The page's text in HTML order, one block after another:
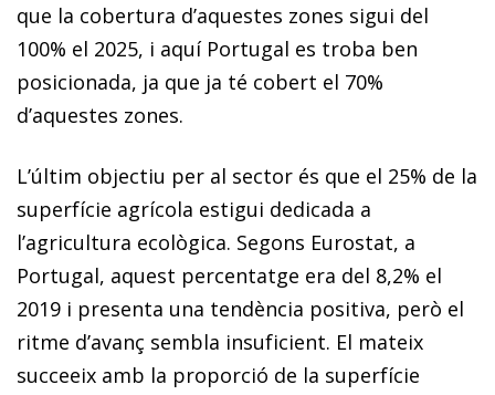
que la cobertura d’aquestes zones sigui del
100% el 2025, i aquí Portugal es troba ben
posicionada, ja que ja té cobert el 70%
d’aquestes zones.
L’últim objectiu per al sector és que el 25% de la
superfície agrícola estigui dedicada a
l’agricultura ecològica. Segons Eurostat, a
Portugal, aquest percentatge era del 8,2% el
2019 i presenta una tendència positiva, però el
ritme d’avanç sembla insuficient. El mateix
succeeix amb la proporció de la superfície